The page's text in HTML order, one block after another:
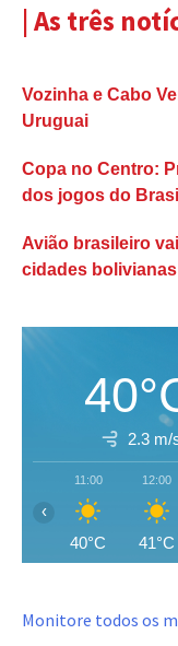
| As três
Vozinha e Cabo
Uruguai
Copa no Centro:
dos jogos do
Avião brasileiro
cidades bolivianas
2.3 m/
11:00
40°C
12:00
41°C
‹
Monitore todos os